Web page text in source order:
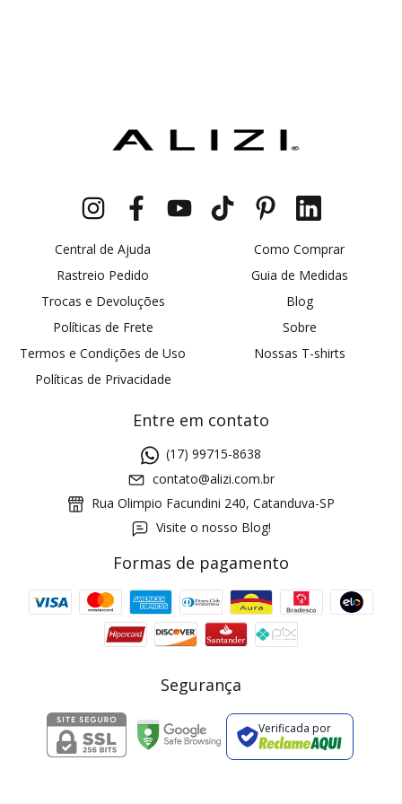
Central de Ajuda
Rastreio Pedido
Trocas e Devoluções
Políticas de Frete
Termos e Condições de Uso
Políticas de Privacidade
Como Comprar
Guia de Medidas
Blog
Sobre
Nossas T-shirts
Entre em contato
(17) 99715-8638
contato@alizi.com.br
Rua Olimpio Facundini 240, Catanduva-SP
Visite o nosso Blog!
Formas de pagamento
Segurança
Verificada por
Cupom 1a compra: GANHE5
2 pecas 7% OFF